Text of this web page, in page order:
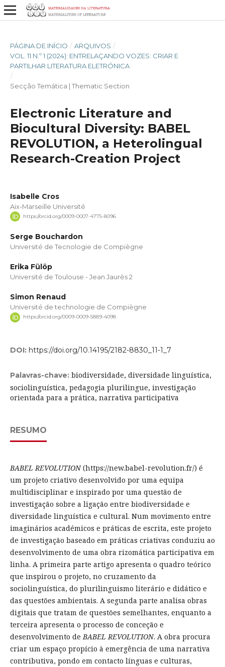
PÁGINA DE INÍCIO / ARQUIVOS /
VOL. 11 N.º 1 (2024): ENTRELAÇANDO VOZES: CRIAR E
PARTILHAR LITERATURA ELETRÓNICA
/
Secção Temática | Thematic Section
Electronic Literature and
Biocultural Diversity: BABEL
REVOLUTION, a Heterolingual
Research-Creation Project
Isabelle Cros
Aix-Marseille Université
https://orcid.org/0009-0007-4775-8096
Serge Bouchardon
Université de Tecnologie de Compiègne
Erika Fülöp
Université de Toulouse - Jean Jaurès 2
Simon Renaud
Université de technologie de Compiègne
https://orcid.org/0009-0009-5889-4098
DOI: https://doi.org/10.14195/2182-8830_11-1_7
Palavras-chave: biodiversidade, diversidade linguística,
sociolinguística, pedagogia plurilingue, investigação
orientada para a prática, narrativa participativa
RESUMO
BABEL REVOLUTION(https://new.babel-revolution.fr/) é
um projeto criativo desenvolvido por uma equipa
multidisciplinar e inspirado por uma questão de
investigação sobre a ligação entre biodiversidade e
diversidade linguística e cultural. Num movimento entre
imaginários académicos e práticas de escrita, este projeto
de investigação baseado em práticas criativas conduziu ao
desenvolvimento de uma obra rizomática participativa em
linha. A primeira parte artigo apresenta o quadro teórico
que inspirou o projeto, no cruzamento da
sociolinguística, do plurilinguismo literário e didático e
das questões ambientais. A segunda parte analisa obras
digitais que tratam de questões semelhantes, enquanto a
terceira apresenta o processo de conceção e
desenvolvimento de BABEL REVOLUTION. A obra procura
criar um espaço propício à emergência de uma narrativa
contributiva, pondo em contacto línguas e culturas,